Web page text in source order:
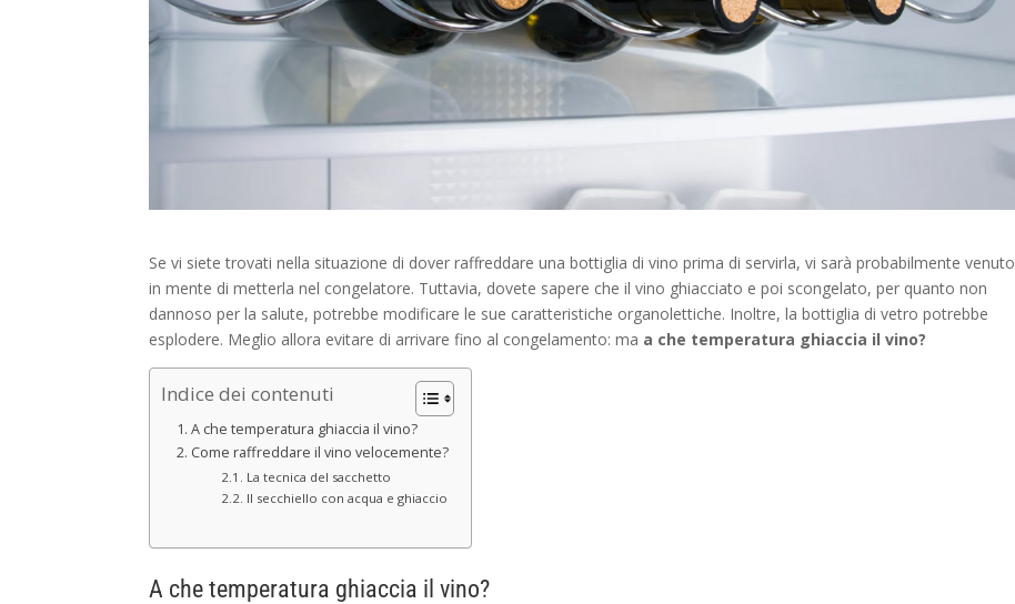
Se vi siete trovati nella situazione di dover raffreddare una bottiglia di vino prima di servirla, vi sarà probabilmente venuto
in mente di metterla nel congelatore. Tuttavia, dovete sapere che il vino ghiacciato e poi scongelato, per quanto non
dannoso per la salute, potrebbe modificare le sue caratteristiche organolettiche. Inoltre, la bottiglia di vetro potrebbe
esplodere. Meglio allora evitare di arrivare fino al congelamento: ma a che temperatura ghiaccia il vino?
Indice dei contenuti
A che temperatura ghiaccia il vino?
Come raffreddare il vino velocemente?
La tecnica del sacchetto
Il secchiello con acqua e ghiaccio
A che temperatura ghiaccia il vino?